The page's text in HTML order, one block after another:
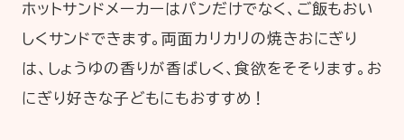
ホットサンドメーカーはパンだけでなく、ご飯もおい
しくサンドできます。両面カリカリの焼きおにぎり
は、しょうゆの香りが香ばしく、食欲をそそります。お
にぎり好きな子どもにもおすすめ！